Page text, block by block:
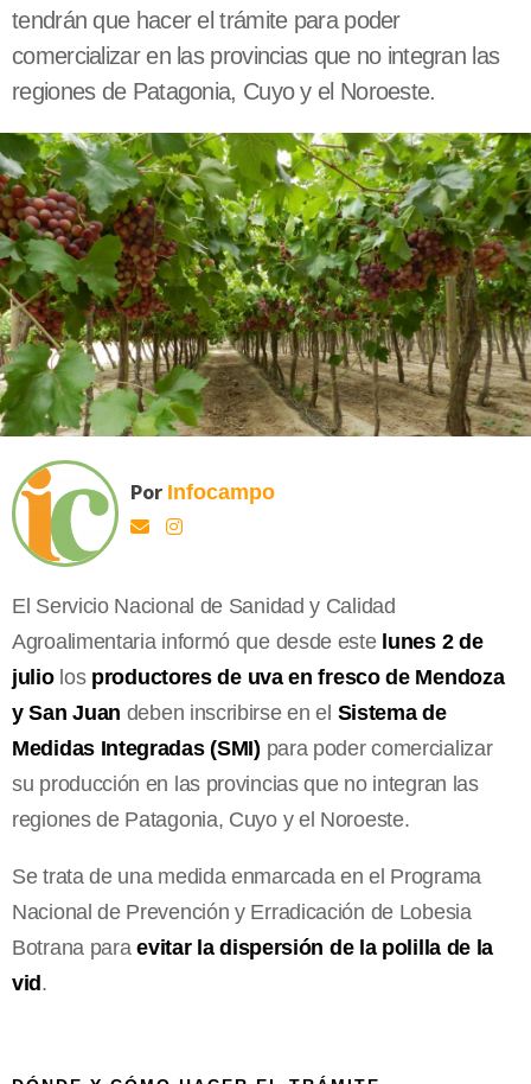
tendrán que hacer el trámite para poder
comercializar en las provincias que no integran las
regiones de Patagonia, Cuyo y el Noroeste.
Por Infocampo
El Servicio Nacional de Sanidad y Calidad
Agroalimentaria informó que desde estelunes 2 de
julio los productores de uva en fresco de Mendoza
y San Juan deben inscribirse en el Sistema de
Medidas Integradas (SMI) para poder comercializar
su producción en las provincias que no integran las
regiones de Patagonia, Cuyo y el Noroeste.
Se trata de una medida enmarcada en el Programa
Nacional de Prevención y Erradicación de Lobesia
Botrana para evitar la dispersión de la polilla de la
vid.